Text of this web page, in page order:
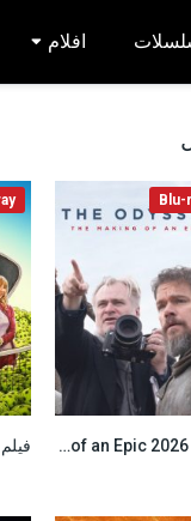
افلام
6.3
Blu-
فيلم The Odyssey The Making of an Epic 2026 مترجم